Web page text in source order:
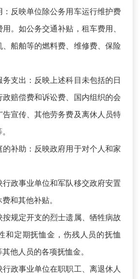
反映单位除公务用车运行维护费
。如公务交通补贴，租车费用、
船舶等的燃料费、维修费、保险
支出：反映上述科目未包括的日
赔偿费和诉讼费、国内组织的会
告宣传、其他劳务费及离休人员特
补助：反映政府用于对个人和家
政事业单位和军队移交政府安置
和其他补贴。
规定开支的烈士遗属、牺牲病故
和定期抚恤金，伤残人员的抚恤
他人员的各项抚恤金。
政事业单位在职职工、离退休人